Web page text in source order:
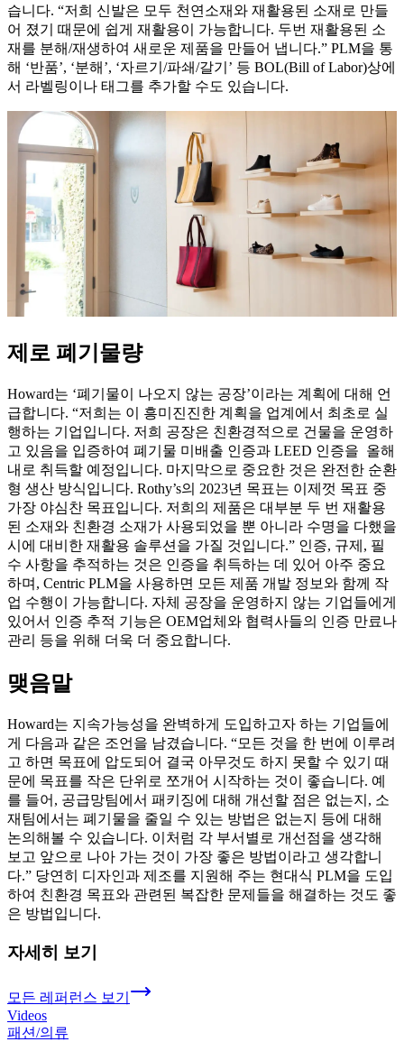
습니다. “저희 신발은 모두 천연소재와 재활용된 소재로 만들
어 졌기 때문에 쉽게 재활용이 가능합니다. 두번 재활용된 소
재를 분해/재생하여 새로운 제품을 만들어 냅니다.” PLM을 통
해 ‘반품’, ‘분해’, ‘자르기/파쇄/갈기’ 등 BOL(Bill of Labor)상에
서 라벨링이나 태그를 추가할 수도 있습니다.
제로 폐기물량
Howard는 ‘폐기물이 나오지 않는 공장’이라는 계획에 대해 언
급합니다. “저희는 이 흥미진진한 계획을 업계에서 최초로 실
행하는 기업입니다. 저희 공장은 친환경적으로 건물을 운영하
고 있음을 입증하여 폐기물 미배출 인증과 LEED 인증을 올해
내로 취득할 예정입니다. 마지막으로 중요한 것은 완전한 순환
형 생산 방식입니다. Rothy’s의 2023년 목표는 이제껏 목표 중
가장 야심찬 목표입니다. 저희의 제품은 대부분 두 번 재활용
된 소재와 친환경 소재가 사용되었을 뿐 아니라 수명을 다했을
시에 대비한 재활용 솔루션을 가질 것입니다.” 인증, 규제, 필
수 사항을 추적하는 것은 인증을 취득하는 데 있어 아주 중요
하며, Centric PLM을 사용하면 모든 제품 개발 정보와 함께 작
업 수행이 가능합니다. 자체 공장을 운영하지 않는 기업들에게
있어서 인증 추적 기능은 OEM업체와 협력사들의 인증 만료나
관리 등을 위해 더욱 더 중요합니다.
맺음말
Howard는 지속가능성을 완벽하게 도입하고자 하는 기업들에
게 다음과 같은 조언을 남겼습니다. “모든 것을 한 번에 이루려
고 하면 목표에 압도되어 결국 아무것도 하지 못할 수 있기 때
문에 목표를 작은 단위로 쪼개어 시작하는 것이 좋습니다. 예
를 들어, 공급망팀에서 패키징에 대해 개선할 점은 없는지, 소
재팀에서는 폐기물을 줄일 수 있는 방법은 없는지 등에 대해
논의해볼 수 있습니다. 이처럼 각 부서별로 개선점을 생각해
보고 앞으로 나아 가는 것이 가장 좋은 방법이라고 생각합니
다.” 당연히 디자인과 제조를 지원해 주는 현대식 PLM을 도입
하여 친환경 목표와 관련된 복잡한 문제들을 해결하는 것도 좋
은 방법입니다.
자세히 보기
모든 레퍼런스 보기
Videos
패션/의류